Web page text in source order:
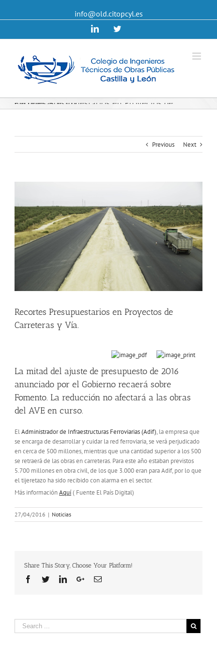
info@old.citopcyl.es
LinkedinTwitter
Recortes Presupuestarios en Proyectos de Carreteras y Vía.
Previous Next
Image
Recortes Presupuestarios en Proyectos de
Carreteras y Vía.
La mitad del ajuste de presupuesto de 2016
anunciado por el Gobierno recaerá sobre
Fomento. La reducción no afectará a las obras
del AVE en curso.
ElAdministrador de Infraestructuras Ferroviarias (Adif), la empresa que
se encarga de desarrollar y cuidar la red ferroviaria, se verá perjudicado
en cerca de 500 millones, mientras que una cantidad superior a los 500
se retraerá de las obras en carreteras. Para este año estaban previstos
5.700 millones en obra civil, de los que 3.000 eran para Adif, por lo que
el tijeretazo ha sido recibido con alarma en el sector.
Más informaciónAquí( Fuente El País Digital)
27/04/2016 | Noticias
Share This Story, Choose Your Platform!
Facebook
TwitterLinkedinGoogle+Email